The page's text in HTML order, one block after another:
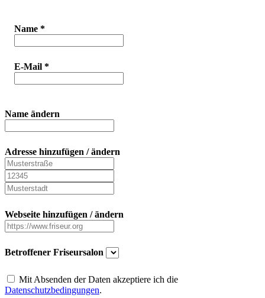
Name *
E-Mail *
Name ändern
Adresse hinzufügen / ändern
Webseite hinzufügen / ändern
Betroffener Friseursalon
Mit Absenden der Daten akzeptiere ich die
Datenschutzbedingungen.